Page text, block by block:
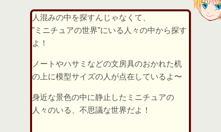
人混みの中を探すんじゃなくて、
”ミニチュアの世界”にいる人々の中から探す
よ！
ノートやハサミなどの文房具のおかれた机
の上に模型サイズの人が点在しているよ〜
身近な景色の中に静止したミニチュアの
人々のいる、不思議な世界だよ！